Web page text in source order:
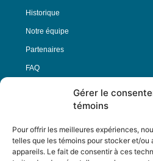
Gérer le
témoins
Pour offrir les meilleures expériences,
telles que les témoins pour stocker et/ou
appareils. Le fait de consentir à ces
Historique
Notre équipe
Partenaires
FAQ